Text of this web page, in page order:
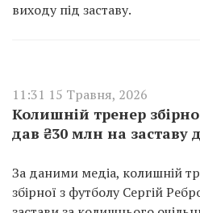
виходу під заставу.
11:31 15 Травня, 2026
Колишній тренер
дав ₴30 млн на заставу
За даними медіа, колишній
збірної з футболу Сергій